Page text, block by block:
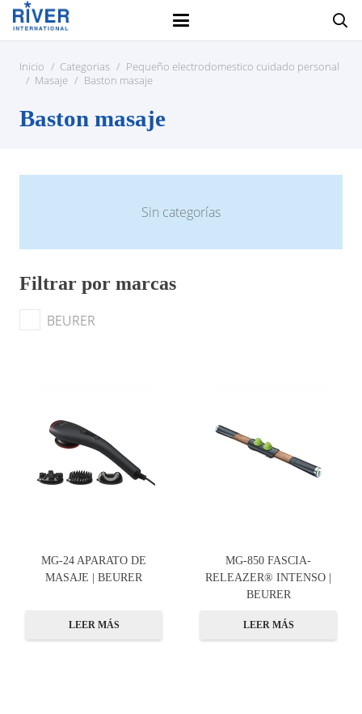
Inicio / Categorias / Pequeño electrodomestico cuidado personal
/ Masaje / Baston masaje
Baston masaje
Sin categorías
Filtrar por marcas
BEURER
MG-24 APARATO DE
MASAJE | BEURER
LEER MÁS
MG-850 FASCIA-
RELEAZER® INTENSO |
BEURER
LEER MÁS